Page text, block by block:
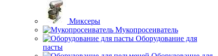
Миксеры
Мукопросеиватель
Оборудование для
пасты